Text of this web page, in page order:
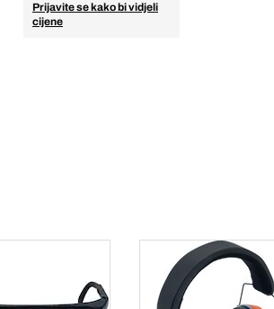
Prijavite se kako bi vidjeli
cijene